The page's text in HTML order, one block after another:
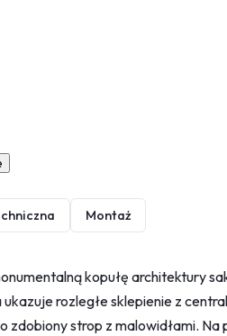
Montaż
kopułę architektury
rozległe sklepienie z
zdobiony strop z malowidłami.